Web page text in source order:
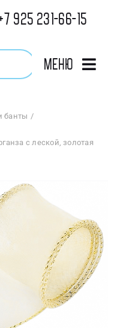
925 231-66-15
Меню
банты
с леской, золотая